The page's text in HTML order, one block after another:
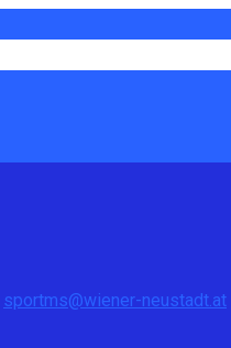
sportms@wiener-neustadt.at